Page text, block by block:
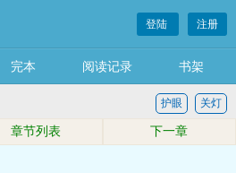
登陆 注册
完本 阅读记录 书架
关灯
护眼
章节列表 下一章